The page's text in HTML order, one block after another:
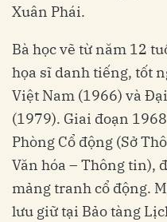
Xuân Phái.
Bà học vẽ từ năm 12
họa sĩ danh tiếng, tốt
Việt Nam (1966) và
(1979). Giai đoạn
Phòng Cổ động (Sở
Văn hóa – Thông tin),
mảng tranh cổ động.
lưu giữ tại Bảo tàng